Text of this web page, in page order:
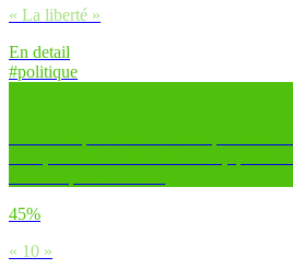
« La liberté »
En detail
#politique
45%
« 10 »